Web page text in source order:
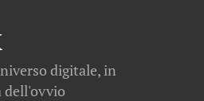
digitale, in
dell'ovvio